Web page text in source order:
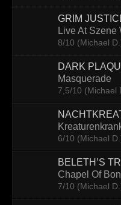
GRIM
Live At Szene
8/10 (Michael
DARK
Masquerade
7,5/10 (Michael
6/10 (Michael
BELETH’S
Chapel Of
7/10 (Michael